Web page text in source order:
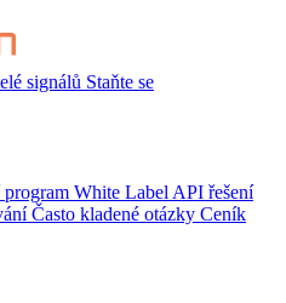
signálů Staňte se
White Label API řešení
Často kladené otázky Ceník